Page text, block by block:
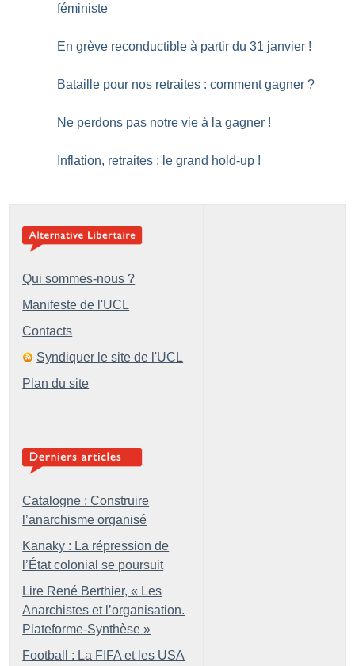
féministe
En grève reconductible à partir du 31 janvier !
Bataille pour nos retraites : comment gagner ?
Ne perdons pas notre vie à la gagner !
Inflation, retraites : le grand hold-up !
Qui sommes-nous ?
Manifeste de l'UCL
Contacts
Syndiquer le site de l'UCL
Plan du site
Catalogne : Construire
l’anarchisme organisé
Kanaky : La répression de
l’État colonial se poursuit
Lire René Berthier, « Les
Anarchistes et l’organisation.
Plateforme-Synthèse »
Football : La FIFA et les USA